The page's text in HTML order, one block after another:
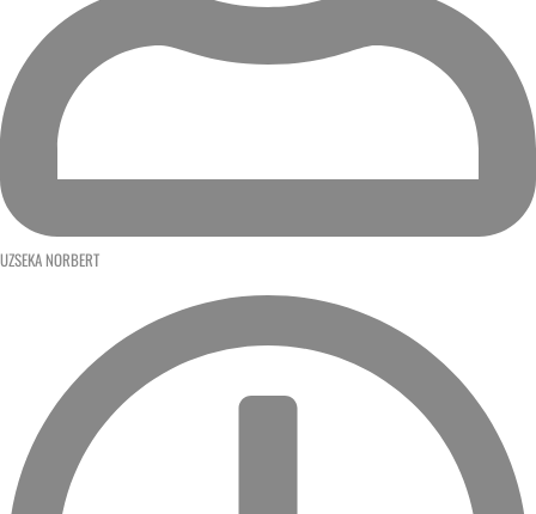
UZSEKA NORBERT